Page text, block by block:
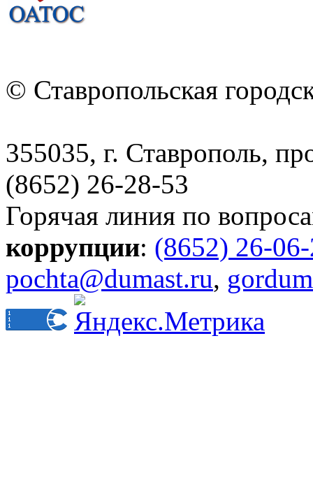
© Ставропольская
355035, г. Ставрополь,
(8652) 26-28-53
Горячая линия по
коррупции: (8652) 26-
pochta@dumast.ru,